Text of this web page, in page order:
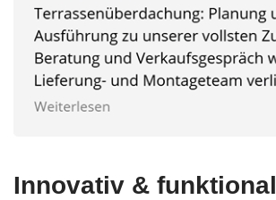
Innovativ & funktional